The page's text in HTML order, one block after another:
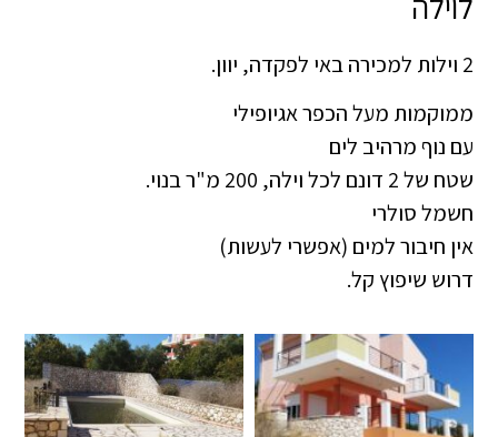
2 וילות למכירה באי לפקדה, יוון.
ממוקמות מעל הכפר אגיופילי
עם נוף מרהיב לים
שטח של 2 דונם לכל וילה, 200 מ"ר בנוי.
חשמל סולרי
אין חיבור למים (אפשרי לעשות)
דרוש שיפוץ קל.